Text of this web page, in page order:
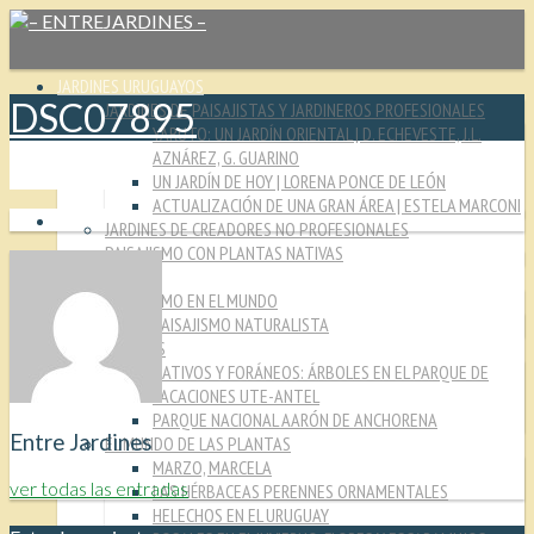
JARDINES URUGUAYOS
JARDINES DE PAISAJISTAS Y JARDINEROS PROFESIONALES
YARUTO: UN JARDÍN ORIENTAL | D. ECHEVESTE, J.L.
AZNÁREZ, G. GUARINO
UN JARDÍN DE HOY | LORENA PONCE DE LEÓN
ACTUALIZACIÓN DE UNA GRAN ÁREA | ESTELA MARCONI
JARDINES DE CREADORES NO PROFESIONALES
PAISAJISMO CON PLANTAS NATIVAS
PAISAJISMO EN EL MUNDO
PAISAJISMO NATURALISTA
MIRADAS
NATIVOS Y FORÁNEOS: ÁRBOLES EN EL PARQUE DE
VACACIONES UTE-ANTEL
PARQUE NACIONAL AARÓN DE ANCHORENA
EL MUNDO DE LAS PLANTAS
MARZO, MARCELA
LAS HÉRBACEAS PERENNES ORNAMENTALES
HELECHOS EN EL URUGUAY
DSC07895
Entre Jardines
ver todas las entradas